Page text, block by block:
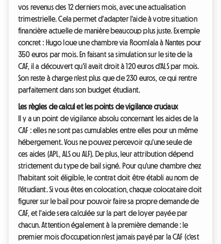
vos revenus des 12 derniers mois, avec une actualisation
trimestrielle. Cela permet d'adapter l'aide à votre situation
financière actuelle de manière beaucoup plus juste. Exemple
concret : Hugo loue une chambre via Roomlala à Nantes pour
350 euros par mois. En faisant sa simulation sur le site de la
CAF, il a découvert qu'il avait droit à 120 euros d'ALS par mois.
Son reste à charge n'est plus que de 230 euros, ce qui rentre
parfaitement dans son budget étudiant.
Les règles de calcul et les points de vigilance cruciaux
Il y a un point de vigilance absolu concernant les aides de la
CAF : elles ne sont pas cumulables entre elles pour un même
hébergement. Vous ne pouvez percevoir qu'une seule de
ces aides (APL, ALS ou ALF). De plus, leur attribution dépend
strictement du type de bail signé. Pour qu'une chambre chez
l'habitant soit éligible, le contrat doit être établi au nom de
l'étudiant. Si vous êtes en colocation, chaque colocataire doit
figurer sur le bail pour pouvoir faire sa propre demande de
CAF, et l'aide sera calculée sur la part de loyer payée par
chacun. Attention également à la première demande : le
premier mois d'occupation n'est jamais payé par la CAF (c'est